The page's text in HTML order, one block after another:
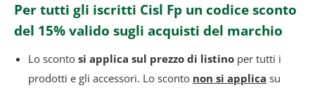
Per tutti gli iscritti Cisl Fp un codice sconto
del 15% valido sugli acquisti del marchio
Lo sconto si applica sul prezzo di listino per tutti i
prodotti e gli accessori. Lo sconto non si applica su